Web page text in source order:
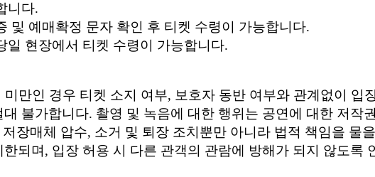
니다.
및 예매확정 문자 확인 후 티켓 수령이 가능합니다.
일 현장에서 티켓 수령이 가능합니다.
만인 경우 티켓 소지 여부, 보호자 동반 여부와 관계없이 입
불가합니다. 촬영 및 녹음에 대한 행위는 공연에 대한 저작
장매체 압수, 소거 및 퇴장 조치뿐만 아니라 법적 책임을 물
되며, 입장 허용 시 다른 관객의 관람에 방해가 되지 않도록